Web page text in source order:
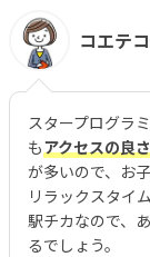
コエテ
スタープログラ
もアクセスの良さ
が多いので、お
リラックスタイ
駅チカなので、
るでしょう。